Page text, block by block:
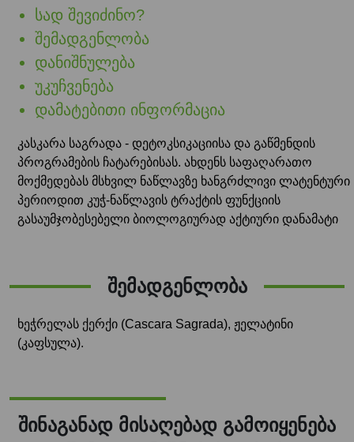
სად შევიძინო?
შემადგენლობა
დანიშნულება
უკუჩვენება
დამატებითი ინფორმაცია
კასკარა საგრადა - დეტოკსიკაციისა და გაწმენდის
პროგრამების ჩატარებისას. ახდენს საფაღარათო
მოქმედებას მსხვილ ნაწლავზე ხანგრძლივი ლატენტური
პერიოდით კუჭ-ნაწლავის ტრაქტის ფუნქციის
გასაუმჯობესებელი ბიოლოგიურად აქტიური დანამატი
შემადგენლობა
ხეჭრელას ქერქი (Cascara Sagrada), ჟელატინი
(კაფსულა).
შინაგანად მისაღებად გამოიყენება